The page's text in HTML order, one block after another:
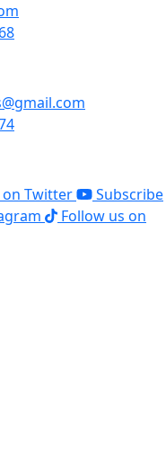
on Twitter
Subscribe
Follow us on